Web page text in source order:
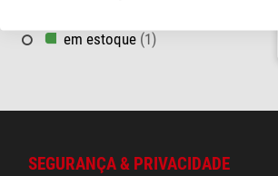
em estoque (1)
SEGURANÇA & PRIVACIDADE